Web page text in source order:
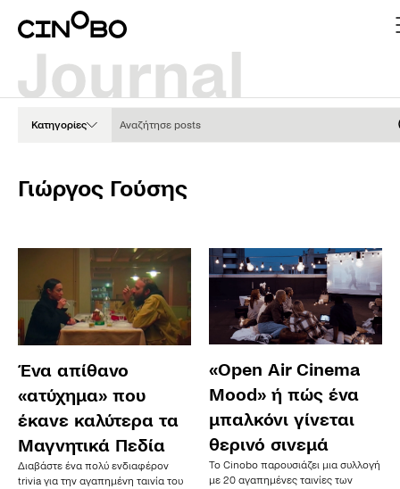
Κατηγορίες
Γιώργος Γούσης
Ένα απίθανο
«ατύχημα» που
έκανε καλύτερα τα
Μαγνητικά Πεδία
Διαβάστε ένα πολύ ενδιαφέρον
trivia για την αγαπημένη ταινία του
«Open Air Cinema
Mood» ή πώς ένα
μπαλκόνι γίνεται
θερινό σινεμά
Το Cinobo παρουσιάζει μια συλλογή
με 20 αγαπημένες ταινίες των